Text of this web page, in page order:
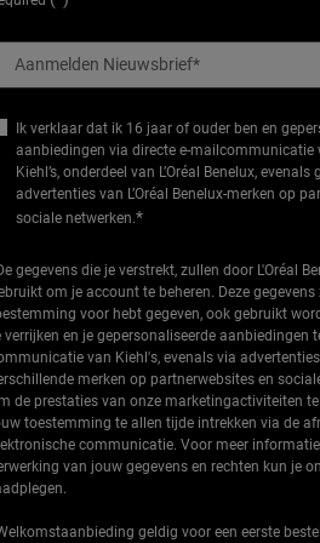
Aanmelden Nieuwsbrief*
Ik verklaar dat ik 16 jaar of ouder ben en
aanbiedingen via directe e-mailcommunicatie
Kiehl’s, onderdeel van L’Oréal Benelux,
advertenties van L’Oréal Benelux-merken op
sociale netwerken.*
gegevens die je verstrekt, zullen door L'Oréal
om je account te beheren. Deze
voor hebt gegeven, ook gebruikt
verrijken en je gepersonaliseerde aanbiedingen
van Kiehl's, evenals via
merken op partnerwebsites en
de prestaties van onze marketingactiviteiten
toestemming te allen tijde intrekken via de
communicatie. Voor meer
van jouw gegevens en rechten kun je
geldig voor een eerste